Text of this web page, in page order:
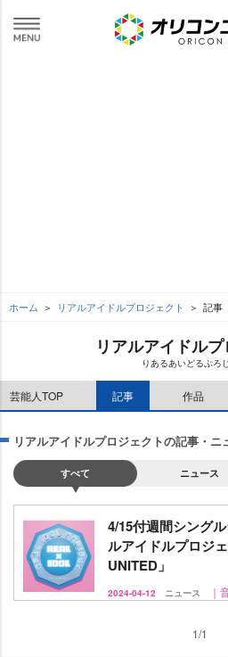
ホーム リアルアイドルプロジェクト 記事
リアルアイドル
りあるあいどるぷろ
芸能人TOP 記事 作品
リアルアイドルプロジェクトの記事・ニ
すべて ニュース
4/15付週間シング
ルアイドルプロジ
UNITED」
2024-04-12 ニュース ｜
1/1